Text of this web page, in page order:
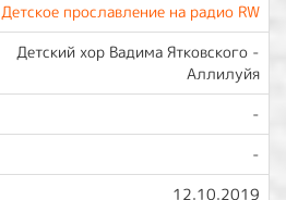
Детское прославление на радио RW
Детский хор Вадима Ятковского -
Аллилуйя
-
-
12.10.2019